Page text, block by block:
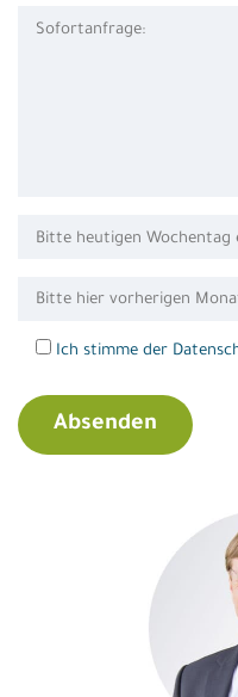
Ich stimme der